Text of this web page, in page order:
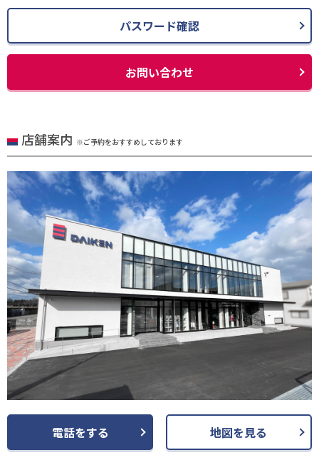
パスワード確認
お問い合わせ
店舗案内 ※ご予約をおすすめしております
電話をする 地図を見る